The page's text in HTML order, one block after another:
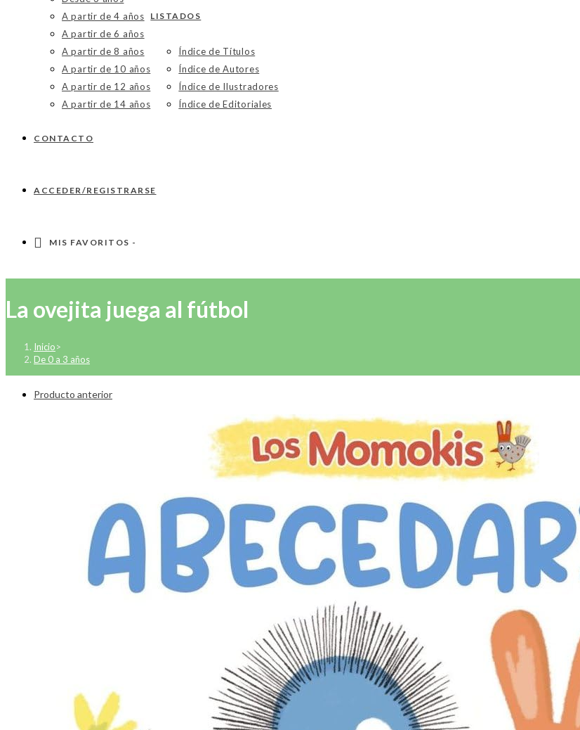
A partir de 4 años
A partir de 6 años
A partir de 8 años
A partir de 10 años
A partir de 12 años
A partir de 14 años
LISTADOS
Índice de Títulos
Índice de Autores
Índice de Ilustradores
Índice de Editoriales
CONTACTO
ACCEDER/REGISTRARSE
MIS FAVORITOS -
La ovejita juega al fútbol
Inicio>
De 0 a 3 años
Producto anterior